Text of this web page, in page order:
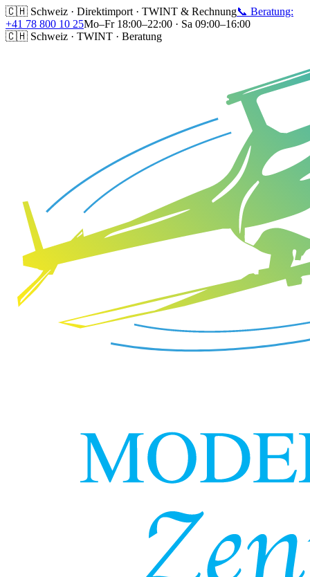
🇨🇭 Schweiz · Direktimport · TWINT & Rechnung📞 Beratung:
+41 78 800 10 25Mo–Fr 18:00–22:00 · Sa 09:00–16:00
🇨🇭 Schweiz · TWINT · Beratung